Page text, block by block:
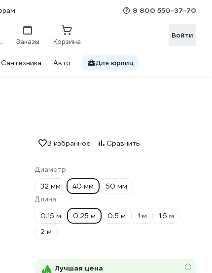
8 800 550-37-70
Заказы Корзина
Войти
Сантехника Авто Для юрлиц
В избранное Сравнить
Диаметр
32 мм
40 мм
50 мм
Длина
0.15 м
0.25 м 0.5 м 1 м
1.5 м
2 м
Лучшая цена